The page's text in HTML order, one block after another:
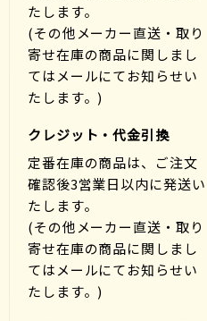
たします。
(その他メーカー直送・取り
寄せ在庫の商品に関しまし
てはメールにてお知らせい
たします。)
クレジット・代金引換
定番在庫の商品は、ご注文
確認後3営業日以内に発送い
たします。
(その他メーカー直送・取り
寄せ在庫の商品に関しまし
てはメールにてお知らせい
たします。)